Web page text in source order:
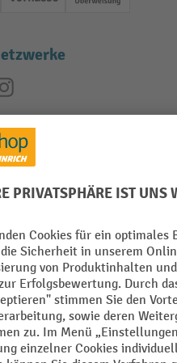
Vorkasse Online-
Services
Rückname
Datenschutz